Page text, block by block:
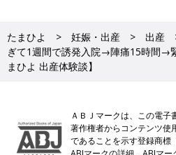
たまひよ 妊娠・出産 出産
ぎて1週間で誘発入院→陣痛15時間→
まひよ 出産体験談】
ＡＢＪマークは、この電子
著作権者からコンテンツ使
であることを示す登録商標